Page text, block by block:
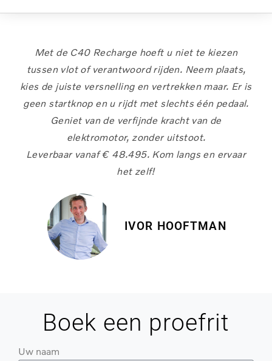
Met de C40 Recharge hoeft u niet te kiezen
tussen vlot of verantwoord rijden. Neem plaats,
kies de juiste versnelling en vertrekken maar. Er is
geen startknop en u rijdt met slechts één pedaal.
Geniet van de verfijnde kracht van de
elektromotor, zonder uitstoot.
Leverbaar vanaf € 48.495. Kom langs en ervaar
het zelf!
IVOR HOOFTMAN
Boek een proefrit
Uw naam